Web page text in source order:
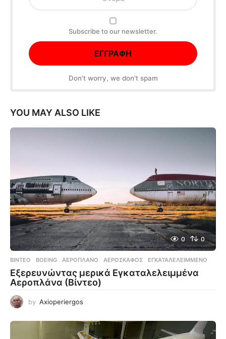
Subscribe to our newsletter.
Don't worry, we don't spam
YOU MAY ALSO LIKE
0 0
ΒΊΝΤΕΟ BOEING ,ΑΕΡΟΠΛΆΝΟ ,ΑΕΡΟΣΚΆΦΟΣ ,ΕΓΚΑΤΑΛΕΛΕΙΜΜΈΝΟ
Εξερευνώντας μερικά Εγκαταλελειμμένα
Αεροπλάνα (Βίντεο)
by Axioperiergos